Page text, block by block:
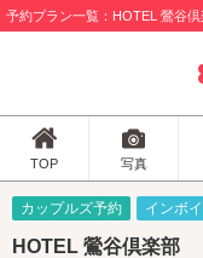
予約プラン一覧：HOTEL 鶯谷
TOP 写真
カップルズ予約 インボ
HOTEL 鶯谷倶楽部